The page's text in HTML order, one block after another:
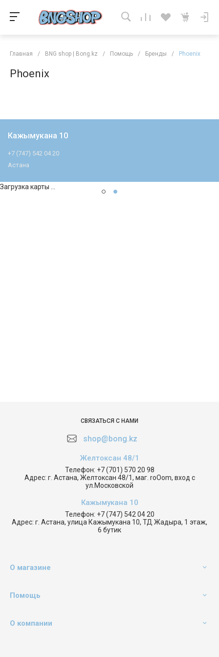
Главная / BNG shop | Bong.kz / Помощь / Бренды / Phoenix
Phoenix
Кажымукана 10
+7 (747) 542 04 20
Астана
Загрузка карты ...
СВЯЗАТЬСЯ С НАМИ
shop@bong.kz
Желтоксан 48/1
Телефон: +7 (701) 570 20 98
Адрес: г. Астана, Желтоксан 48/1, маг. roOom, вход с
ул.Московской
Кажымукана 10
Телефон: +7 (747) 542 04 20
Адрес: г. Астана, улица Кажымукана 10, ТД Жадыра, 1 этаж,
6 бутик
О магазине
Помощь
О компании